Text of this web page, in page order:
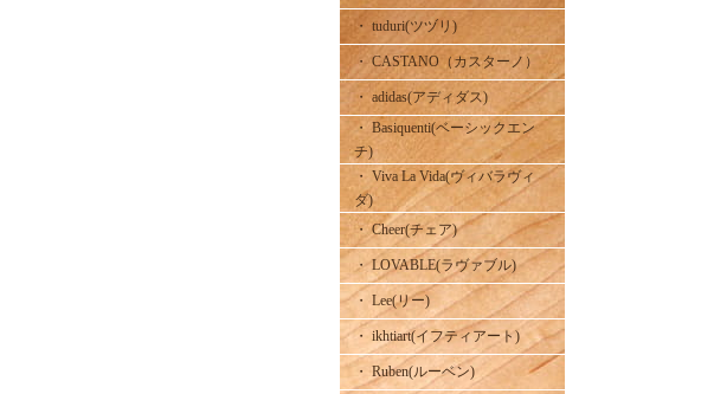
・ tuduri(ツヅリ)
・ CASTANO（カスターノ）
・ adidas(アディダス)
・ Basiquenti(ベーシックエン
チ)
・ Viva La Vida(ヴィバラヴィ
ダ)
・ Cheer(チェア)
・ LOVABLE(ラヴァブル)
・ Lee(リー)
・ ikhtiart(イフティアート)
・ Ruben(ルーベン)